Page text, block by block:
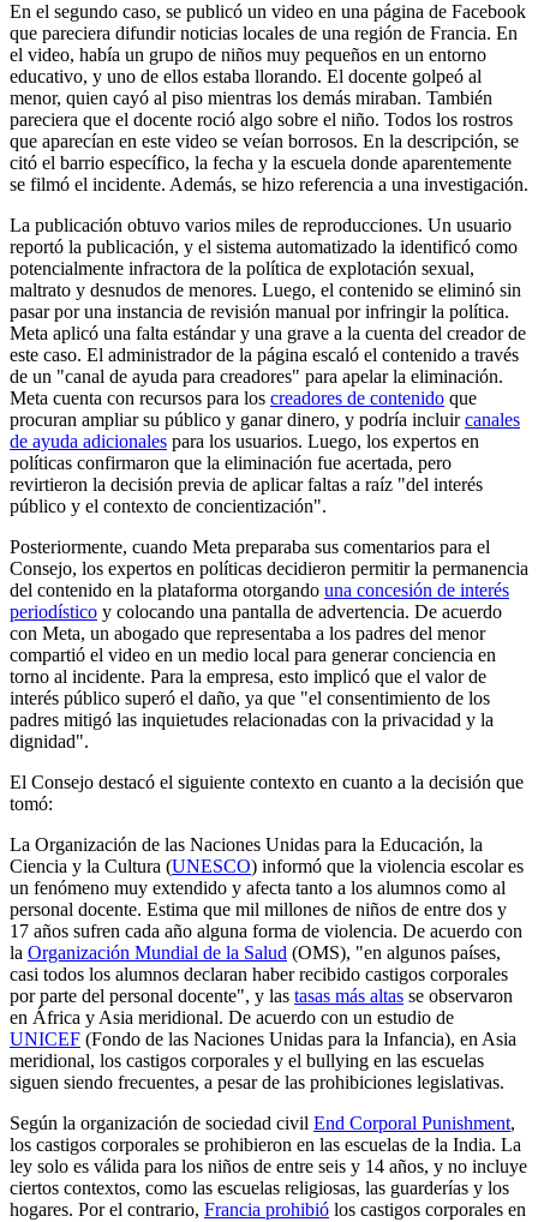
En el segundo caso, se publicó un video en una página de Facebook
que pareciera difundir noticias locales de una región de Francia. En
el video, había un grupo de niños muy pequeños en un entorno
educativo, y uno de ellos estaba llorando. El docente golpeó al
menor, quien cayó al piso mientras los demás miraban. También
pareciera que el docente roció algo sobre el niño. Todos los rostros
que aparecían en este video se veían borrosos. En la descripción, se
citó el barrio específico, la fecha y la escuela donde aparentemente
se filmó el incidente. Además, se hizo referencia a una investigación.
La publicación obtuvo varios miles de reproducciones. Un usuario
reportó la publicación, y el sistema automatizado la identificó como
potencialmente infractora de la política de explotación sexual,
maltrato y desnudos de menores. Luego, el contenido se eliminó sin
pasar por una instancia de revisión manual por infringir la política.
Meta aplicó una falta estándar y una grave a la cuenta del creador de
este caso. El administrador de la página escaló el contenido a través
de un "canal de ayuda para creadores" para apelar la eliminación.
Meta cuenta con recursos para los creadores de contenido que
procuran ampliar su público y ganar dinero, y podría incluircanales
de ayuda adicionales para los usuarios. Luego, los expertos en
políticas confirmaron que la eliminación fue acertada, pero
revirtieron la decisión previa de aplicar faltas a raíz "del interés
público y el contexto de concientización".
Posteriormente, cuando Meta preparaba sus comentarios para el
Consejo, los expertos en políticas decidieron permitir la permanencia
del contenido en la plataforma otorgando una concesión de interés
periodístico y colocando una pantalla de advertencia. De acuerdo
con Meta, un abogado que representaba a los padres del menor
compartió el video en un medio local para generar conciencia en
torno al incidente. Para la empresa, esto implicó que el valor de
interés público superó el daño, ya que "el consentimiento de los
padres mitigó las inquietudes relacionadas con la privacidad y la
dignidad".
El Consejo destacó el siguiente contexto en cuanto a la decisión que
tomó:
La Organización de las Naciones Unidas para la Educación, la
Ciencia y la Cultura (UNESCO) informó que la violencia escolar es
un fenómeno muy extendido y afecta tanto a los alumnos como al
personal docente. Estima que mil millones de niños de entre dos y
17 años sufren cada año alguna forma de violencia. De acuerdo con
la Organización Mundial de la Salud (OMS), "en algunos países,
casi todos los alumnos declaran haber recibido castigos corporales
por parte del personal docente", y las tasas más altas se observaron
en África y Asia meridional. De acuerdo con un estudio de
UNICEF (Fondo de las Naciones Unidas para la Infancia), en Asia
meridional, los castigos corporales y el bullying en las escuelas
siguen siendo frecuentes, a pesar de las prohibiciones legislativas.
Según la organización de sociedad civil End Corporal Punishment,
los castigos corporales se prohibieron en las escuelas de la India. La
ley solo es válida para los niños de entre seis y 14 años, y no incluye
ciertos contextos, como las escuelas religiosas, las guarderías y los
hogares. Por el contrario, Francia prohibió los castigos corporales en